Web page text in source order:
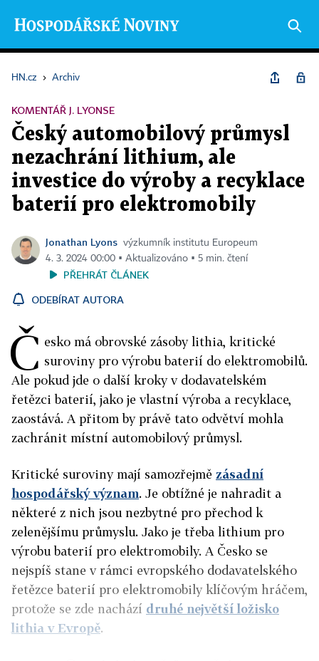
HN.cz › Archiv
KOMENTÁŘ J. LYONSE
Český automobilový průmysl
nezachrání lithium, ale
investice do výroby a recyklace
baterií pro elektromobily
Jonathan Lyons výzkumník institutu Europeum
4. 3. 2024 00:00 ▪ Aktualizováno ▪ 5 min. čtení
PŘEHRÁT ČLÁNEK
ODEBÍRAT AUTORA
Č esko má obrovské zásoby lithia, kritické
suroviny pro výrobu baterií do elektromobilů.
Ale pokud jde o další kroky v dodavatelském
řetězci baterií, jako je vlastní výroba a recyklace,
zaostává. A přitom by právě tato odvětví mohla
zachránit místní automobilový průmysl.
Kritické suroviny mají samozřejmě zásadní
hospodářský význam. Je obtížné je nahradit a
některé z nich jsou nezbytné pro přechod k
zelenějšímu průmyslu. Jako je třeba lithium pro
výrobu baterií pro elektromobily. A Česko se
nejspíš stane v rámci evropského dodavatelského
řetězce baterií pro elektromobily klíčovým hráčem,
protože se zde nachází druhé největší ložisko
lithia v Evropě.